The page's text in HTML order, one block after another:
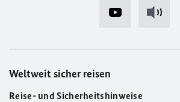
Weltweit sicher reisen
Reise- und Sicherheitshinweise